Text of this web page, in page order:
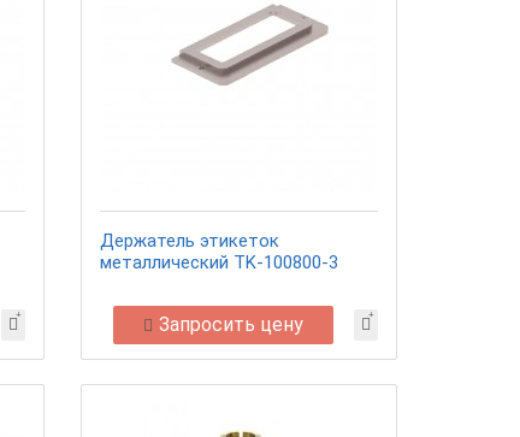
Держатель этикеток
металлический TK-100800-3
Запросить цену